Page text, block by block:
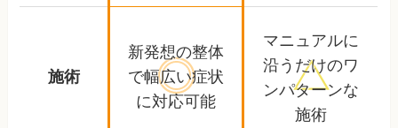
施術
新発想の整体
で幅広い症状
に対応可能
マニュアルに
沿うだけのワ
ンパターンな
施術